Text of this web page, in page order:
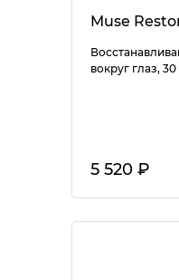
Muse
вокруг глаз,
5 520 ₽